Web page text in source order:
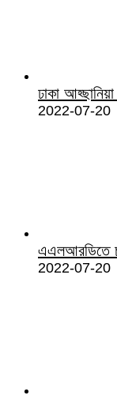
ঢাকা
2022-07-20
এএলআরডিতে
2022-07-20